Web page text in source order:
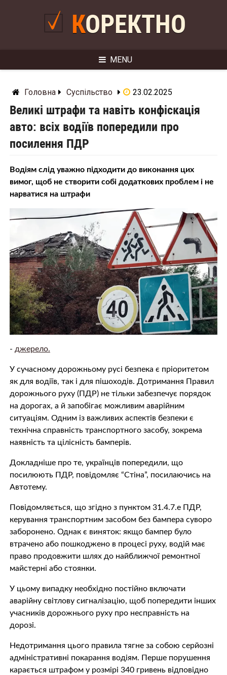
КОРЕКТНО
MENU
Головна Суспільство 23.02.2025
Великі штрафи та навіть конфіскація
авто: всіх водіїв попередили про
посилення ПДР
Водіям слід уважно підходити до виконання цих
вимог, щоб не створити собі додаткових проблем і не
нарватися на штрафи
- джерело.
У сучасному дорожньому русі безпека є пріоритетом
як для водіїв, так і для пішоходів. Дотримання Правил
дорожнього руху (ПДР) не тільки забезпечує порядок
на дорогах, а й запобігає можливим аварійним
ситуаціям. Одним із важливих аспектів безпеки є
технічна справність транспортного засобу, зокрема
наявність та цілісність бамперів.
Докладніше про те, українців попередили, що
посилюють ПДР, повідомляє “Стіна”, посилаючись на
Автотему.
Повідомляється, що згідно з пунктом 31.4.7.e ПДР,
керування транспортним засобом без бампера суворо
заборонено. Однак є виняток: якщо бампер було
втрачено або пошкоджено в процесі руху, водій має
право продовжити шлях до найближчої ремонтної
майстерні або стоянки.
У цьому випадку необхідно постійно включати
аварійну світлову сигналізацію, щоб попередити інших
учасників дорожнього руху про несправність на
дорозі.
Недотримання цього правила тягне за собою серйозні
адміністративні покарання водіям. Перше порушення
карається штрафом у розмірі 340 гривень відповідно